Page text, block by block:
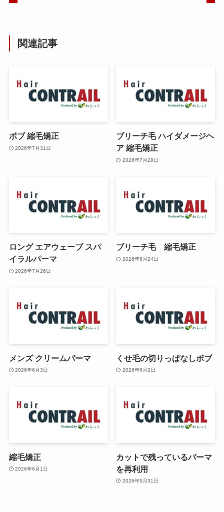
関連記事
ボブ 縮毛矯正
2026年7月31日
ブリーチ毛 ハイダメージヘ
ア 縮毛矯正
2026年7月28日
ロング エアウェーブ スパ
イラルパーマ
2026年7月26日
ブリーチ毛 縮毛矯正
2026年6月24日
メンズ クリームパーマ
2026年6月3日
くせ毛の切りっぱなしボブ
2026年6月2日
縮毛矯正
2026年6月1日
カットで残っているパーマ
を再利用
2026年5月31日